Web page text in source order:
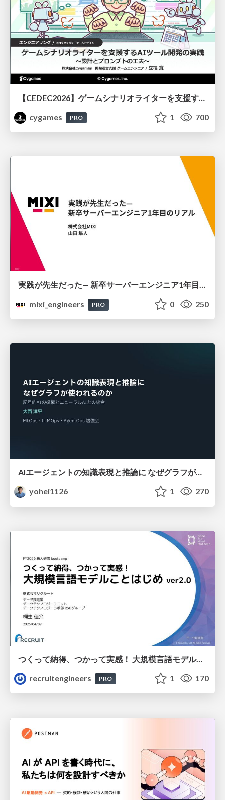
【CEDEC2026】ゲームシナリオライターを支援するAIツール開発の実践 ― 設計とプロンプトの工夫 ―
cygames
PRO 1 700
実践が先生だった— 新卒サーバーエンジニア1年目のリアル
mixi_engineers
PRO 0 250
AIエージェントの知識表現と推論に なぜグラフが使われるのか - 記号的AIの復権とニューラルAIとの統合
yohei1126
1 270
つくって納得、つかって実感！ 大規模言語モデルことはじめ ver2.0
recruitengineers
PRO 1 170